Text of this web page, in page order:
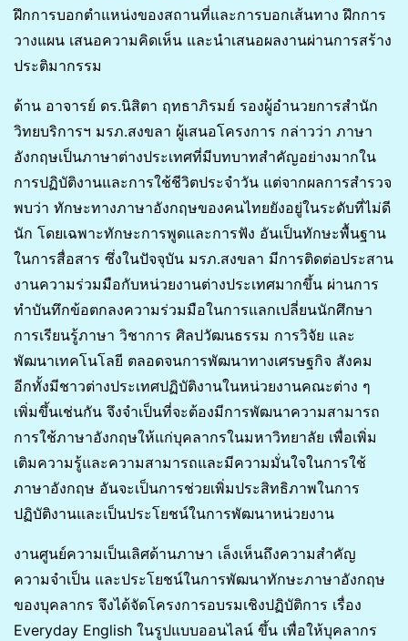
ฝึกการบอกตำแหน่งของสถานที่และการบอกเส้นทาง ฝึกการ
วางแผน เสนอความคิดเห็น และนำเสนอผลงานผ่านการสร้าง
ประติมากรรม
ด้าน อาจารย์ ดร.นิสิตา ฤทธาภิรมย์ รองผู้อำนวยการสำนัก
วิทยบริการฯ มรภ.สงขลา ผู้เสนอโครงการ กล่าวว่า ภาษา
อังกฤษเป็นภาษาต่างประเทศที่มีบทบาทสำคัญอย่างมากใน
การปฏิบัติงานและการใช้ชีวิตประจำวัน แต่จากผลการสำรวจ
พบว่า ทักษะทางภาษาอังกฤษของคนไทยยังอยู่ในระดับที่ไม่ดี
นัก โดยเฉพาะทักษะการพูดและการฟัง อันเป็นทักษะพื้นฐาน
ในการสื่อสาร ซึ่งในปัจจุบัน มรภ.สงขลา มีการติดต่อประสาน
งานความร่วมมือกับหน่วยงานต่างประเทศมากขึ้น ผ่านการ
ทำบันทึกข้อตกลงความร่วมมือในการแลกเปลี่ยนนักศึกษา
การเรียนรู้ภาษา วิชาการ ศิลปวัฒนธรรม การวิจัย และ
พัฒนาเทคโนโลยี ตลอดจนการพัฒนาทางเศรษฐกิจ สังคม
อีกทั้งมีชาวต่างประเทศปฏิบัติงานในหน่วยงานคณะต่าง ๆ
เพิ่มขึ้นเช่นกัน จึงจำเป็นที่จะต้องมีการพัฒนาความสามารถ
การใช้ภาษาอังกฤษให้แก่บุคลากรในมหาวิทยาลัย เพื่อเพิ่ม
เติมความรู้และความสามารถและมีความมั่นใจในการใช้
ภาษาอังกฤษ อันจะเป็นการช่วยเพิ่มประสิทธิภาพในการ
ปฏิบัติงานและเป็นประโยชน์ในการพัฒนาหน่วยงาน
งานศูนย์ความเป็นเลิศด้านภาษา เล็งเห็นถึงความสำคัญ
ความจำเป็น และประโยชน์ในการพัฒนาทักษะภาษาอังกฤษ
ของบุคลากร จึงได้จัดโครงการอบรมเชิงปฏิบัติการ เรื่อง
Everyday English ในรูปแบบออนไลน์ ขึ้น เพื่อให้บุคลากร